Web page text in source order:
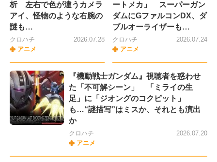
析 左右で色が違うカメラ
アイ、怪物のような右腕の
謎も…
クロハチ
アニメ
2026.07.28
ートメカ」 スーパーガン
ダムにGファルコンDX、ダ
ブルオーライザーも…
クロハチ
アニメ
2026.07.24
『機動戦士ガンダム』視聴者を惑わせ
た「不可解シーン」 「ミライの生
足」に「ジオングのコクピット」
も…“謎描写”はミスか、それとも演出
か
クロハチ
アニメ
2026.07.20